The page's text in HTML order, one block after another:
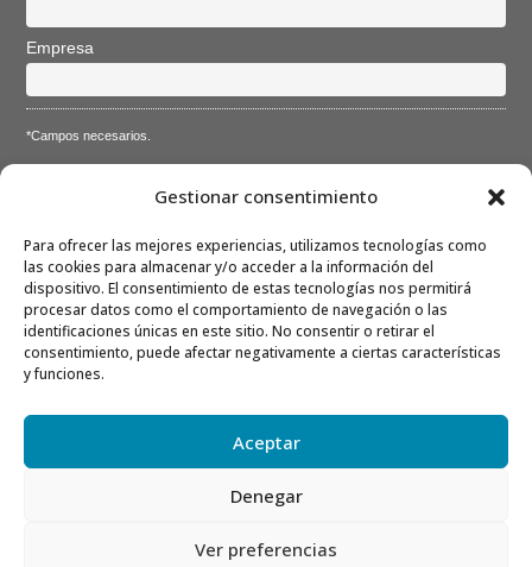
Gestionar consentimiento
Para ofrecer las mejores experiencias, utilizamos tecnologías como
las cookies para almacenar y/o acceder a la información del
dispositivo. El consentimiento de estas tecnologías nos permitirá
procesar datos como el comportamiento de navegación o las
identificaciones únicas en este sitio. No consentir o retirar el
consentimiento, puede afectar negativamente a ciertas características
y funciones.
Aceptar
Denegar
Ver preferencias
Empresa
*Campos necesarios.
Directiva de privacidadyCondiciones de
Nota: Es nuestra responsabilidad proteger su privacidad y le
garantizamos que sus datos serán completamente confidenciales.